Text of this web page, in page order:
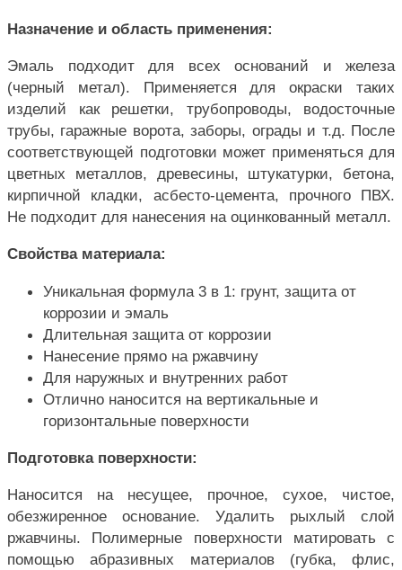
Назначение и область применения:
Эмаль подходит для всех оснований и железа
(черный метал). Применяется для окраски таких
изделий как решетки, трубопроводы, водосточные
трубы, гаражные ворота, заборы, ограды и т.д. После
соответствующей подготовки может применяться для
цветных металлов, древесины, штукатурки, бетона,
кирпичной кладки, асбесто-цемента, прочного ПВХ.
Не подходит для нанесения на оцинкованный металл.
Свойства материала:
Уникальная формула 3 в 1: грунт, защита от
коррозии и эмаль
Длительная защита от коррозии
Нанесение прямо на ржавчину
Для наружных и внутренних работ
Отлично наносится на вертикальные и
горизонтальные поверхности
Подготовка поверхности:
Наносится на несущее, прочное, сухое, чистое,
обезжиренное основание. Удалить рыхлый слой
ржавчины. Полимерные поверхности матировать с
помощью абразивных материалов (губка, флис,